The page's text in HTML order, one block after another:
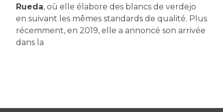
Rueda, où elle élabore des blancs de verdejo
en suivant les mêmes standards de qualité. Plus
récemment, en 2019, elle a annoncé son arrivée
dans la